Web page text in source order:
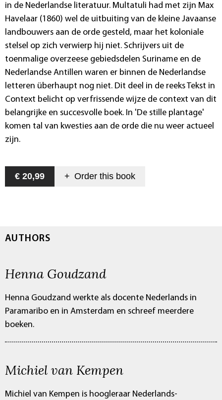
in de Nederlandse literatuur. Multatuli had met zijn Max
Havelaar (1860) wel de uitbuiting van de kleine Javaanse
landbouwers aan de orde gesteld, maar het koloniale
stelsel op zich verwierp hij niet. Schrijvers uit de
toenmalige overzeese gebiedsdelen Suriname en de
Nederlandse Antillen waren er binnen de Nederlandse
letteren überhaupt nog niet. Dit deel in de reeks Tekst in
Context belicht op verfrissende wijze de context van dit
belangrijke en succesvolle boek. In 'De stille plantage'
komen tal van kwesties aan de orde die nu weer actueel
zijn.
€ 20,99 + Order this book
AUTHORS
Henna Goudzand
Henna Goudzand werkte als docente Nederlands in
Paramaribo en in Amsterdam en schreef meerdere
boeken.
Michiel van Kempen
Michiel van Kempen is hoogleraar Nederlands-